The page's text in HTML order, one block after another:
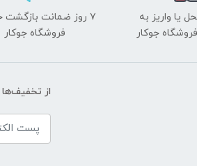
یا واریز به
جوکار
۷ روز ضمانت بازگشت
فروشگاه جوکار
از